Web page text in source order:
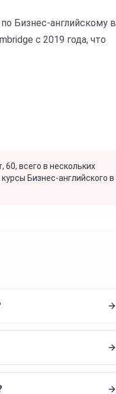
Бизнес-английскому в
с 2019 года, что
60, всего в нескольких
Бизнес-английского в